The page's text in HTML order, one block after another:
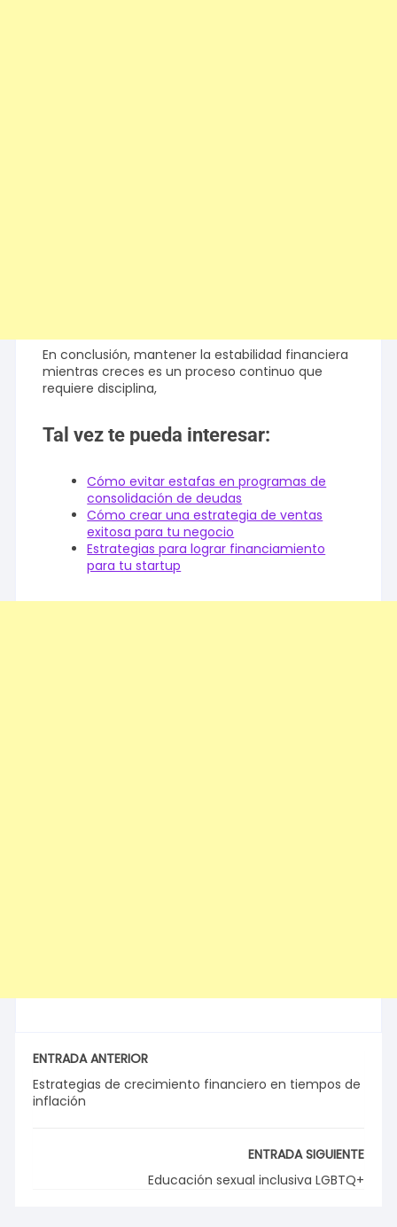
En conclusión, mantener la estabilidad financiera
mientras creces es un proceso continuo que
requiere disciplina,
Tal vez te pueda interesar:
Cómo evitar estafas en programas de
consolidación de deudas
Cómo crear una estrategia de ventas
exitosa para tu negocio
Estrategias para lograr financiamiento
para tu startup
ENTRADA ANTERIOR
Estrategias de crecimiento financiero en tiempos de
inflación
ENTRADA SIGUIENTE
Educación sexual inclusiva LGBTQ+